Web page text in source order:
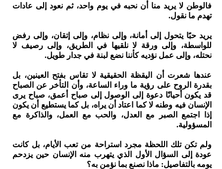
فالوطن لا يريد منا أن نحبه في يوم واحد، ثم نعود إلى عادات
تهدم ما نقول.
يريد حبًا يتحول إلى أمانة، وإلى نظام، وإلى إتقان، وإلى رفض
للواسطة، وإلى ورقة لا نلقيها في الطريق، وإلى رصيف لا
نحتله، وإلى عمل نؤديه كأننا نضع لبنة في جدار طويل.
عندها شعرت أن اليقظة الحقيقية لا تقاس بفتح العينين، بل
بقدرة الروح على رؤية ما وراء الساعة، وأن التأخر عن الصباح
قد يكون أحيانًا دعوة إلى الوصول إلى صباح أعمق، صباح يرى
الإنسان فيه وطنه لا كما اعتاد أن يراه، بل كما يستطيع أن يكون
إذا اجتمع الصبر مع العدل، والحب مع العمل، والذاكرة مع
المسؤولية.
ولم تكن تلك اللحظة مجرد استراحة من تعب الأيام، بل كانت
عودة إلى السؤال الأول الذي يتهرب منه الإنسان حين يزدحم
يومه بالتفاصيل: ماذا نصنع بما نؤمن به؟